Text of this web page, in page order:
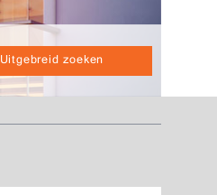
Uitgebreid zoeken